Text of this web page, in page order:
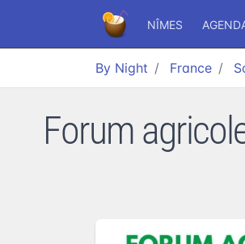
NÎMES
By Night France
Forum